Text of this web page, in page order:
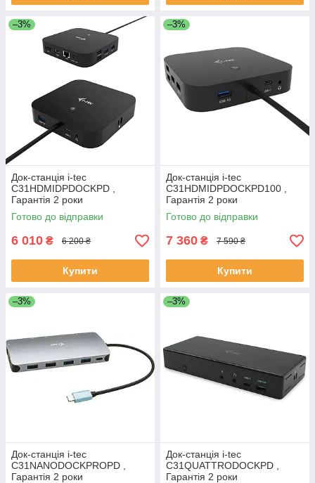
–3%
Док-станція i-tec
C31HDMIDPDOCKPD ,
Гарантія 2 роки
Готово до відправки
6 010 ₴ 6 200 ₴
Купити
–3%
Док-станція i-tec
C31HDMIDPDOCKPD100 ,
Гарантія 2 роки
Готово до відправки
7 360 ₴ 7 590 ₴
Купити
–3%
Док-станція i-tec
C31NANODOCKPROPD ,
Гарантія 2 роки
–3%
Док-станція i-tec
C31QUATTRODOCKPD ,
Гарантія 2 роки